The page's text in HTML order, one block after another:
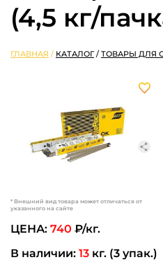
(4,5 кг/
ГЛАВНАЯ / КАТАЛОГ/ ТОВАРЫ ДЛЯ
* Внешний вид товара может отличаться от
указанного на сайте
ЦЕНА: 740 ₽/кг.
В наличии: 13 кг. (3 упак.)